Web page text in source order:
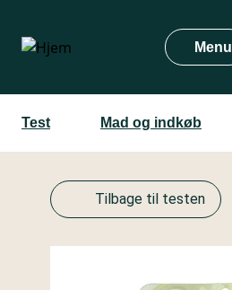
hovedindhold
Menu
Test Mad og indkøb
Tilbage til testen